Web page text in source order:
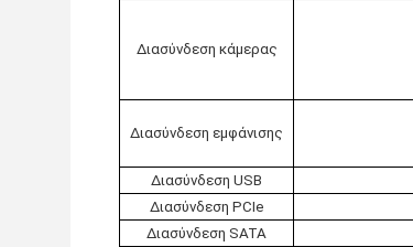
Διασύνδεση κάμερας
Διασύνδεση εμφάνισης
Διασύνδεση USB
Διασύνδεση PCIe
Διασύνδεση SATA